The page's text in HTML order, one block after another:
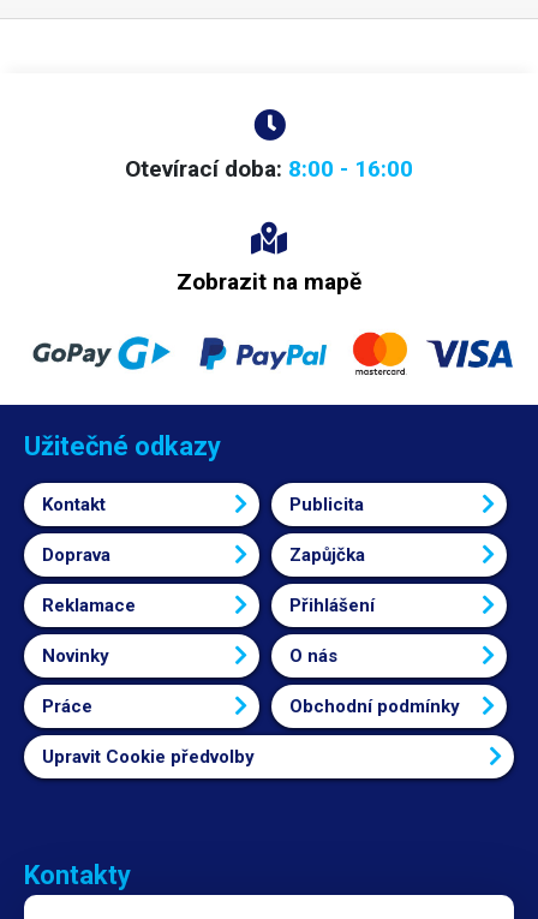
Otevírací doba: 8:00 - 16:00
Zobrazit na mapě
Užitečné odkazy
Kontakt Publicita
Doprava Zapůjčka
Reklamace Přihlášení
Novinky O nás
Práce Obchodní podmínky
Upravit Cookie předvolby
Kontakty